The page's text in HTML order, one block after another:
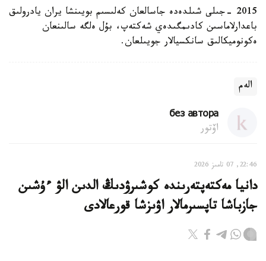
2015 -جىلى شىلدەدە جاسالعان كەلىسىم بويىنشا يران يادرولىق
باعدارلاماسىن كادىمگىدەي شەكتەپ، بۇل ەلگە سالىنعان
ەكونوميكالىق سانكسيالار جويىلعان.
الەم
без автора
اۆتور
22:46, 07 تامىز 2026
دانيا مەكتەپتەرىندە كوشىرۋدىڭ الدىن الۋ ءۇشىن
جازباشا تاپسىرمالار اۋىزشا قورعالادى